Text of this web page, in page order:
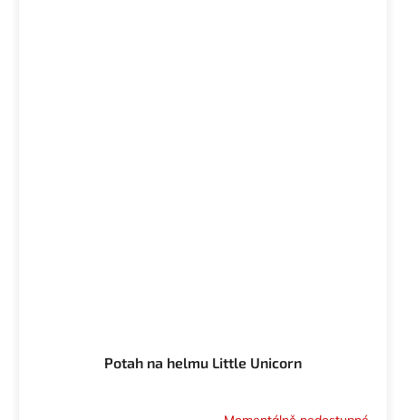
Potah na helmu Little Unicorn